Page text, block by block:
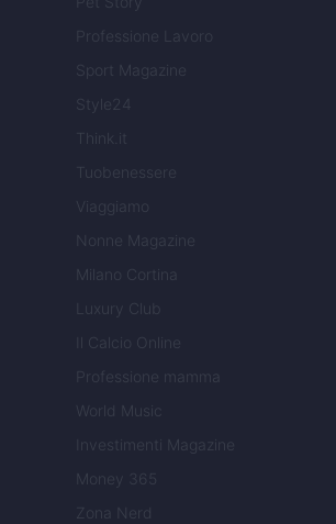
Professione Lavoro
Sport Magazine
Style24
Think.it
Tuobenessere
Viaggiamo
Nonne Magazine
Milano Cortina
Luxury Club
Il Calcio Online
Professione mamma
World Music
Investimenti Magazine
Money 365
Zona Nerd